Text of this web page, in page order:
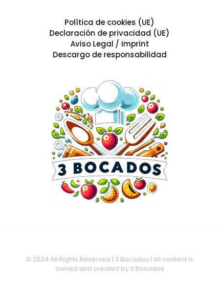
Política de cookies (UE)
Declaración de privacidad (UE)
Aviso Legal / Imprint
Descargo de responsabilidad
© 2024 All Rights Reserved | 3 Bocados | All content is
owned and created by 3 Bocados